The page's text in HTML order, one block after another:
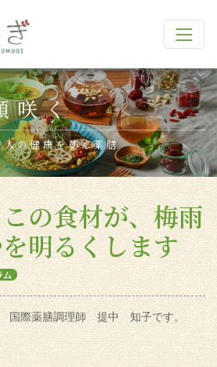
咲く
人の健康を紡ぐ薬膳
の食材が、梅雨
明るくします
ム
国際薬膳調理師 提中 知子です。